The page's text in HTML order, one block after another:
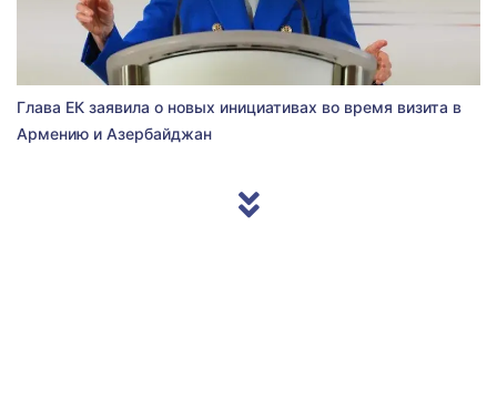
Глава ЕК заявила о новых инициативах во время визита в
Армению и Азербайджан